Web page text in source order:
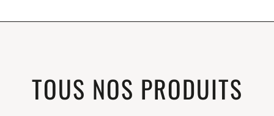
TOUS NOS PRODUITS